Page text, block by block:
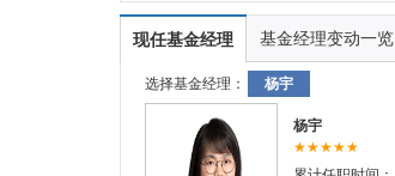
现任基金经理 基金经理变动一览
选择基金经理： 杨宇
杨宇
★★★★★